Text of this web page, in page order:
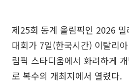
제25회 동계 올림픽인 2026 밀
대회가 7일(한국시간) 이탈리
림픽 스타디움에서 화려하게
로 복수의 개최지에서 열렸다.